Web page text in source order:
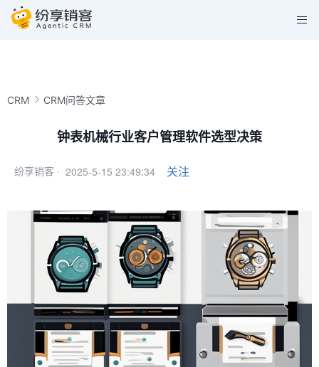
CRM CRM问答文章
钟表机械行业客户管理软件选型决策
纷享销客 · 2025-5-15 23:49:34 关注